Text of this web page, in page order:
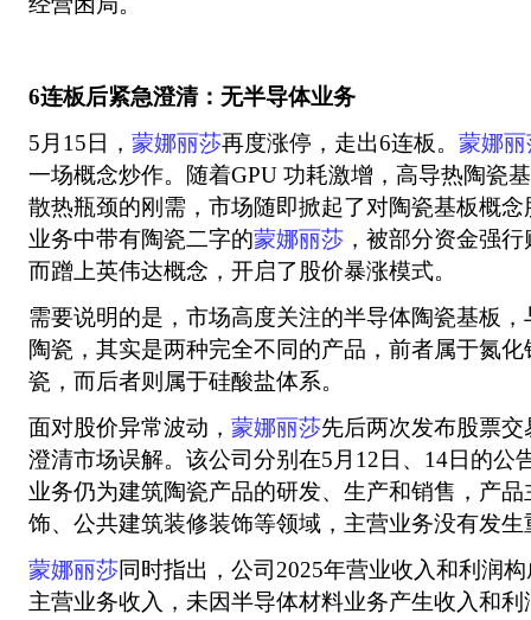
6连板后紧急澄清：无半导体业务
5月15日， 蒙娜丽莎再度涨停，走出6连板。 蒙娜丽
一场概念炒作。随着GPU 功耗激增，高导热陶瓷
散热瓶颈的刚需，市场随即掀起了对陶瓷基板概
业务中带有陶瓷二字的蒙娜丽莎 ，被部分资金强
而蹭上英伟达概念，开启了股价暴涨模式。
需要说明的是，市场高度关注的半导体陶瓷基板，
陶瓷，其实是两种完全不同的产品，前者属于氮
瓷，而后者则属于硅酸盐体系。
面对股价异常波动， 蒙娜丽莎先后两次发布股票
澄清市场误解。该公司分别在5月12日、14日的公
业务仍为建筑陶瓷产品的研发、生产和销售，产
饰、公共建筑装修装饰等领域，主营业务没有发生
蒙娜丽莎同时指出，公司2025年营业收入和利润
主营业务收入，未因半导体材料业务产生收入和